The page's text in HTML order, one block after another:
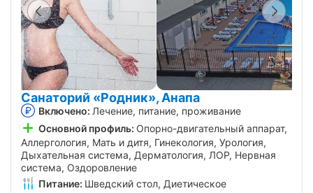
Санаторий «Родник», Анапа
Включено: Лечение, питание, проживание
Основной профиль: Опорно-двигательный аппарат,
Аллергология, Мать и дитя, Гинекология, Урология,
Дыхательная система, Дерматология, ЛОР, Нервная
система, Оздоровление
Питание: Шведский стол, Диетическое